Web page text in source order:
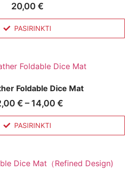
20,00 €
PASIRINKTI
Foldable Dice Mat
€ – 14,00 €
PASIRINKTI